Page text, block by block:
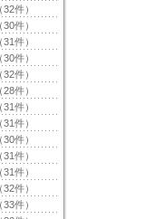
（32件）
（30件）
（31件）
（30件）
（32件）
（28件）
（31件）
（31件）
（30件）
（31件）
（31件）
（32件）
（33件）